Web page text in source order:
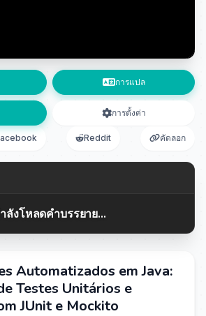
การแปล
การตั้งค่า
Reddit คัดลอก
ลังโหลดคำบรรยาย...
Automatizados em Java:
Testes Unitários e
JUnit e Mockito